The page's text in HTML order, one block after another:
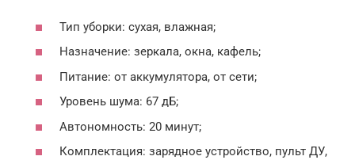
Тип уборки: сухая, влажная;
Назначение: зеркала, окна, кафель;
Питание: от аккумулятора, от сети;
Уровень шума: 67 дБ;
Автономность: 20 минут;
Комплектация: зарядное устройство, пульт ДУ,